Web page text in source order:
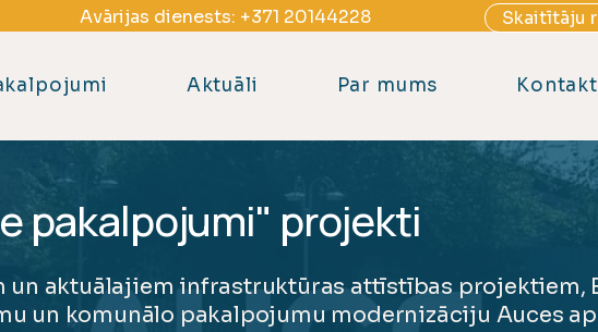
Avārijas dienests: +371 20144228 Skaitītāju
Aktuāli Par mums
pakalpojumi" projekti
aktuālajiem infrastruktūras attīstības projektiem,
un komunālo pakalpojumu modernizāciju Auces